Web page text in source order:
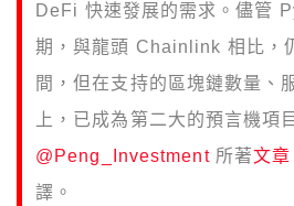
DeFi 快速發展的需求。儘管
期，與龍頭 Chainlink 相比，
間，但在支持的區塊鏈數量、
上，已成為第二大的預言機項
@Peng_Investment所著文章
譯。